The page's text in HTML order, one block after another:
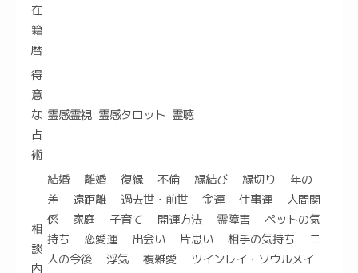
在
籍
暦
得
意
な
占
術
霊感霊視 霊感タロット 霊聴
相
談
内
結婚 離婚 復縁 不倫 縁結び 縁切り 年の
差 遠距離 過去世・前世 金運 仕事運 人間関
係 家庭 子育て 開運方法 霊障害 ペットの気
持ち 恋愛運 出会い 片思い 相手の気持ち 二
人の今後 浮気 複雑愛 ツインレイ・ソウルメイ